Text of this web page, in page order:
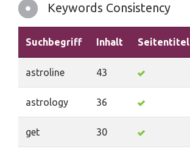
Keywords Consistency
Suchbegriff Inhalt Seitentitel
astroline 43
astrology 36
get 30